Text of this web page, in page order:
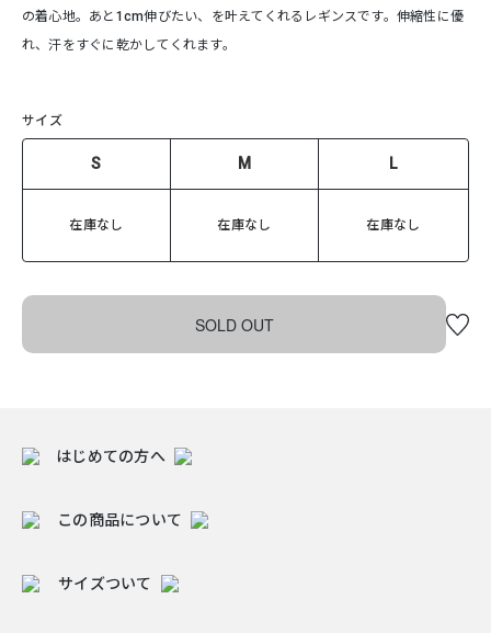
の着心地。あと1cm伸びたい、を叶えてくれるレギンスです。伸縮性に優
れ、汗をすぐに乾かしてくれます。
サイズ
S M L
在庫なし 在庫なし 在庫なし
SOLD OUT
はじめての方へ
この商品について
サイズついて